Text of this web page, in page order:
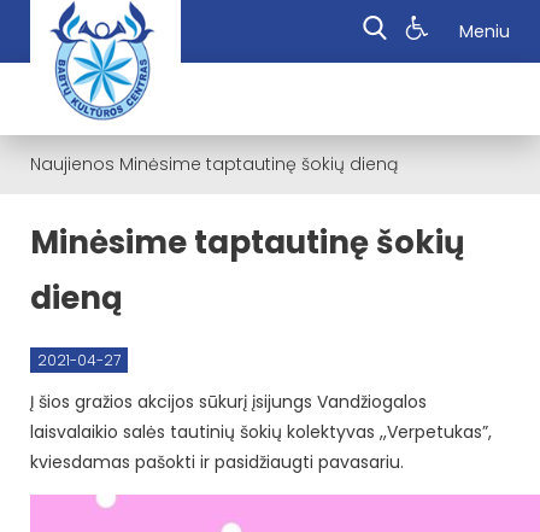
Meniu
Naujienos Minėsime taptautinę šokių dieną
Minėsime taptautinę šokių
dieną
2021-04-27
Į šios gražios akcijos sūkurį įsijungs Vandžiogalos
laisvalaikio salės tautinių šokių kolektyvas ,,Verpetukas”,
kviesdamas pašokti ir pasidžiaugti pavasariu.